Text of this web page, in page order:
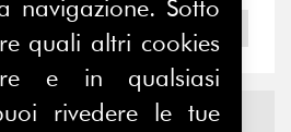
edEventi
navigazione. Sotto
quali altri cookies
e in qualsiasi
rivedere le tue